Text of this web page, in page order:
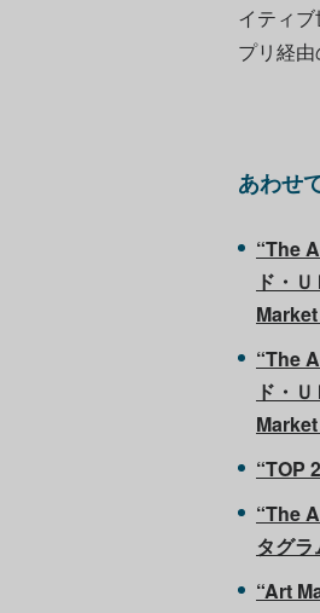
イティ
プリ経由
あわせ
“The
ド・
Market
“The
ド・
Market
“TOP
“The
タグラ
“Art